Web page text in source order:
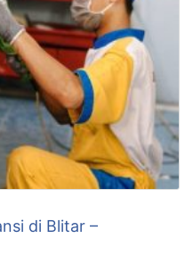
di Blitar –